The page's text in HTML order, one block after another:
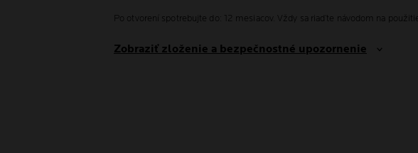
Po otvorení spotrebujte do: 12 mesiacov. Vždy sa riaďte návodom na
Zobraziť zloženie a bezpečnostné upozornenie